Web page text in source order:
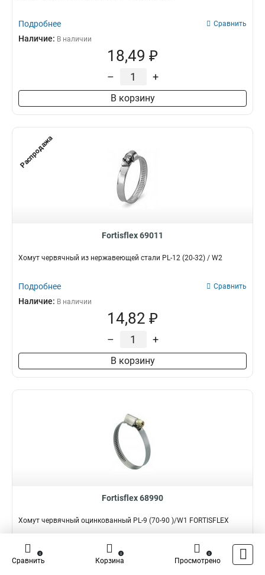
Подробнее Сравнить
Наличие: В наличии
18,49 ₽
– +
В корзину
Распродажа
Fortisflex 69011
Хомут червячный из нержавеющей стали PL-12 (20-32) / W2
Подробнее Сравнить
Наличие: В наличии
14,82 ₽
– +
В корзину
Fortisflex 68990
Хомут червячный оцинкованный PL-9 (70-90 )/W1 FORTISFLEX
Подробнее Сравнить
Наличие:
Сравнить
0
Корзина
0
Просмотрено
0